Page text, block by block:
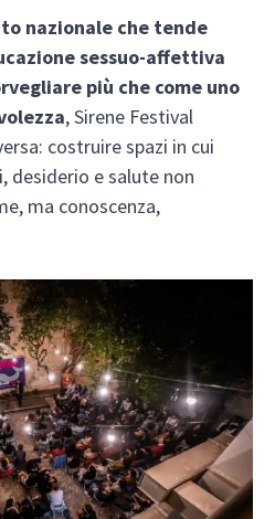
nazionale che tende
sessuo-affettiva
più che come uno
, Sirene Festival
costruire spazi in cui
desiderio e salute non
ma conoscenza,